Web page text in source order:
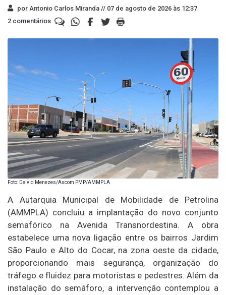
por Antonio Carlos Miranda // 07 de agosto de 2026 às 12:37
2 comentários
Foto: Deivid Menezes/Ascom PMP/AMMPLA
A Autarquia Municipal de Mobilidade de Petrolina
(AMMPLA) concluiu a implantação do novo conjunto
semafórico na Avenida Transnordestina. A obra
estabelece uma nova ligação entre os bairros Jardim
São Paulo e Alto do Cocar, na zona oeste da cidade,
proporcionando mais segurança, organização do
tráfego e fluidez para motoristas e pedestres. Além da
instalação do semáforo, a intervenção contemplou a